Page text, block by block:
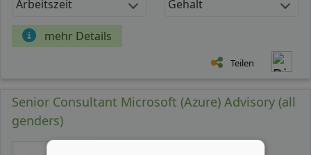
Arbeitszeit Gehalt
mehr Details
Teilen
Senior Consultant Microsoft (Azure) Advisory (all
genders)